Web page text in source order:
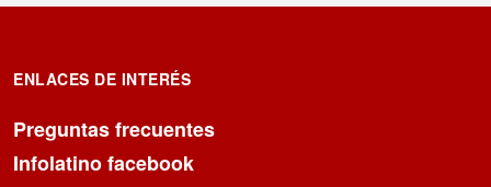
ENLACES DE INTERÉS
Preguntas frecuentes
Infolatino facebook